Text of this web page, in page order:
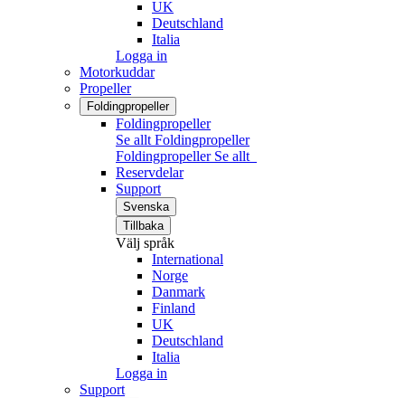
UK
Deutschland
Italia
Logga in
Motorkuddar
Propeller
Foldingpropeller
Foldingpropeller
Se allt Foldingpropeller
Foldingpropeller Se allt
Reservdelar
Support
Svenska
Tillbaka
Välj språk
International
Norge
Danmark
Finland
UK
Deutschland
Italia
Logga in
Support